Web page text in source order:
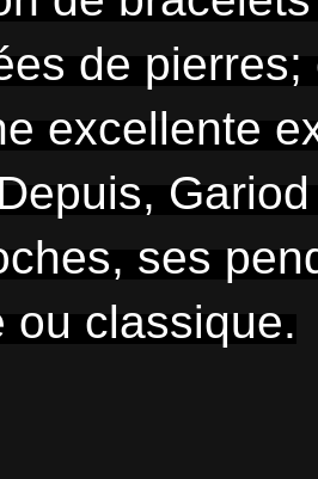
de
excellente
ses
ou classique.